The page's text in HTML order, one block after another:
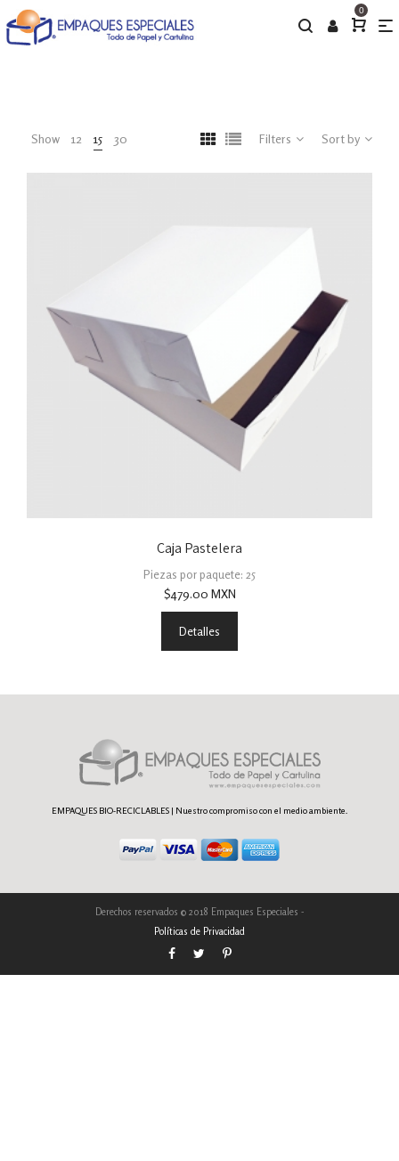
0
Show 12 15 30 Filters Sort by
Caja Pastelera
Piezas por paquete: 25
$479.00 MXN
Detalles
EMPAQUES BIO-RECICLABLES | Nuestro compromiso con el medio ambiente.
Derechos reservados © 2018 Empaques Especiales -
Políticas de Privacidad